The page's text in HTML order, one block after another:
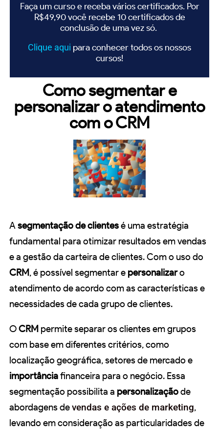
Faça um curso e receba vários certificados. Por
R$49,90 você recebe 10 certificados de
conclusão de uma vez só.
Clique aqui para conhecer todos os nossos
cursos!
Como segmentar e
personalizar o atendimento
com o CRM
Asegmentação de clientesé uma estratégia
fundamental para otimizar resultados em vendas
e a gestão da carteira de clientes. Com o uso do
CRM, é possível segmentar e personalizaro
atendimento de acordo com as características e
necessidades de cada grupo de clientes.
OCRM permite separar os clientes em grupos
com base em diferentes critérios, como
localização geográfica, setores de mercado e
importânciafinanceira para o negócio. Essa
segmentação possibilita a personalizaçãode
abordagens devendas e ações de marketing,
levando em consideração as particularidades de